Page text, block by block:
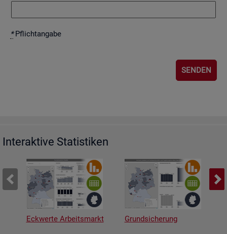
*Pflicht­an­ga­be
Interaktive Statistiken
Eckwerte Arbeitsmarkt Grundsicherung